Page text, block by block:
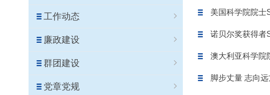
工作动态
廉政建设
群团建设
党章党规
美国科学院院士
诺贝尔奖获得者
澳大利亚科学院
脚步丈量 志向